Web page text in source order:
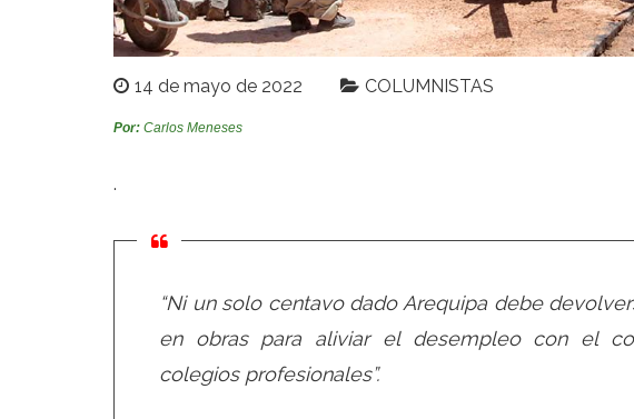
14 de mayo de 2022 COLUMNISTAS
Por: Carlos Meneses
.
“Ni un solo centavo dado Arequipa debe
en obras para aliviar el desempleo con el
colegios profesionales”.